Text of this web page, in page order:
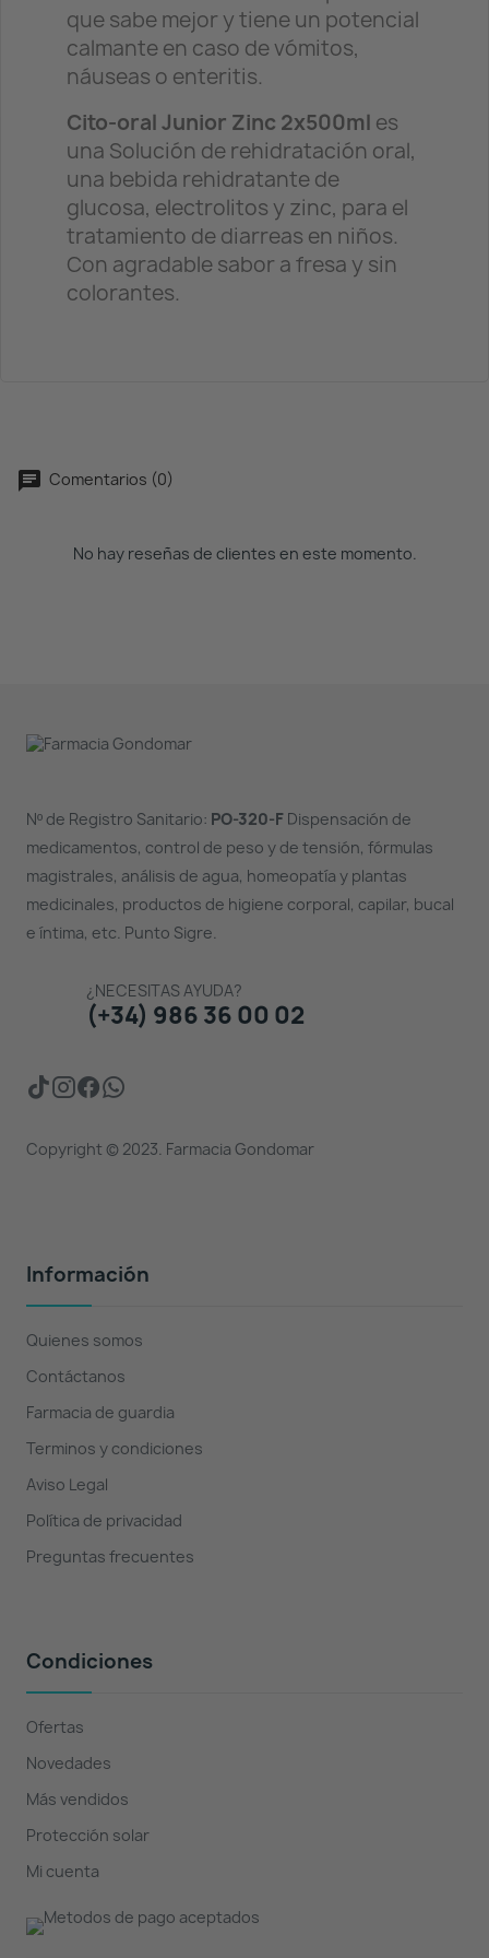
que sabe mejor y tiene un potencial
calmante en caso de vómitos,
náuseas o enteritis.
Cito-oral Junior Zinc 2x500ml es
una Solución de rehidratación oral,
una bebida rehidratante de
glucosa, electrolitos y zinc, para el
tratamiento de diarreas en niños.
Con agradable sabor a fresa y sin
colorantes.
Comentarios (0)
No hay reseñas de clientes en este momento.
Nº de Registro Sanitario: PO-320-FDispensación de
medicamentos, control de peso y de tensión, fórmulas
magistrales, análisis de agua, homeopatía y plantas
medicinales, productos de higiene corporal, capilar, bucal
e íntima, etc. Punto Sigre.
¿NECESITAS AYUDA?
(+34) 986 36 00 02
Copyright © 2023. Farmacia Gondomar
Información
Quienes somos
Contáctanos
Farmacia de guardia
Terminos y condiciones
Aviso Legal
Política de privacidad
Preguntas frecuentes
Condiciones
Ofertas
Novedades
Más vendidos
Protección solar
Mi cuenta